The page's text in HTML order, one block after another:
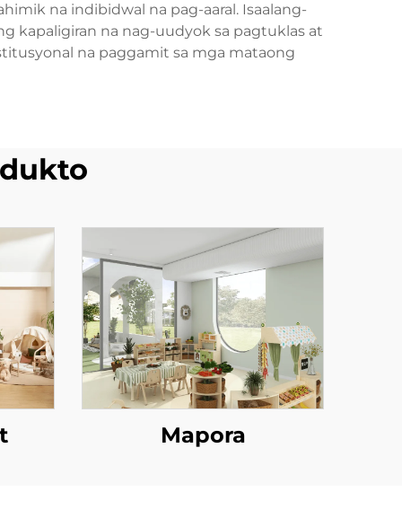
na indibidwal na pag-aaral. Isaalang-
kapaligiran na nag-uudyok sa pagtuklas at
na paggamit sa mga mataong
Mapora